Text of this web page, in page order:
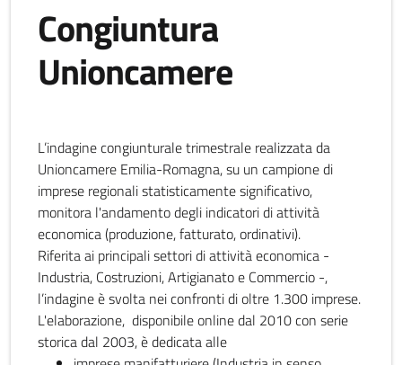
Congiuntura
Unioncamere
L’indagine congiunturale trimestrale realizzata da
Unioncamere Emilia-Romagna, su un campione di
imprese regionali statisticamente significativo,
monitora l'andamento degli indicatori di attività
economica (produzione, fatturato, ordinativi).
Riferita ai principali settori di attività economica -
Industria, Costruzioni, Artigianato e Commercio -,
l’indagine è svolta nei confronti di oltre 1.300 imprese.
L'elaborazione, disponibile online dal 2010 con serie
storica dal 2003, è dedicata alle